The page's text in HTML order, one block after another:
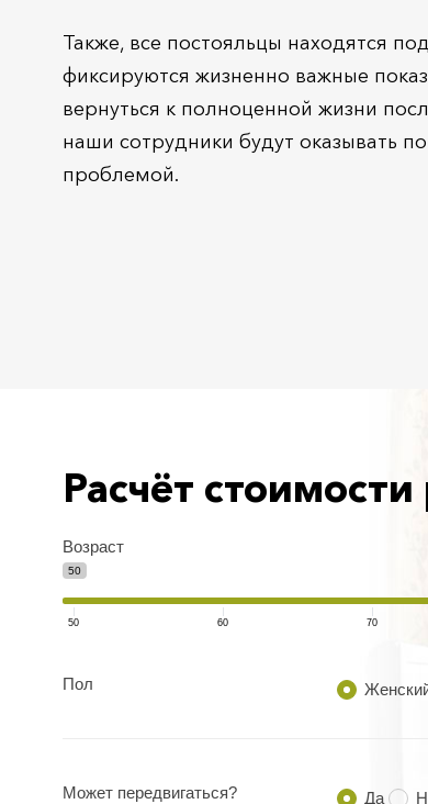
Также, все постояльцы находятся
фиксируются жизненно важные
вернуться к полноценной жизни
наши сотрудники будут оказывать
проблемой.
Расчёт